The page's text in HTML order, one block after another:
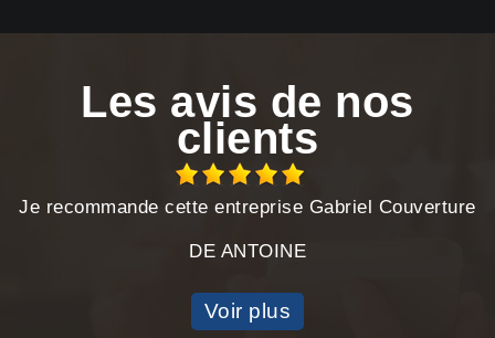
Les avis de nos
clients
Je recommande cette entreprise Gabriel Couverture
DE ANTOINE
Voir plus